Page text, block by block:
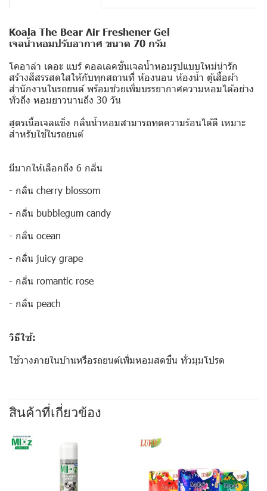
Koala The Bear Air Freshener Gel
เจลน้ำหอมปรับอากาศ ขนาด 70 กรัม
โคอาล่า เดอะ แบร์ คอลเลคชั่นเจลน้ำหอมรูปแบบใหม่น่ารัก
สร้างสีสรรสดใสให้กับทุกสถานที่ ห้องนอน ห้องน้ำ ตู้เสื้อผ้า
สำนักงานในรถยนต์ พร้อมช่วยเพิ่มบรรยากาศความหอมได้อย่าง
ทั่วถึง หอมยาวนานถึง 30 วัน
สูตรเนื้อเจลแข็ง กลิ่นน้ำหอมสามารถทดความร้อนได้ดี เหมาะ
สำหรับใช้ในรถยนต์
มีมากให้เลือกถึง 6 กลิ่น
- กลิ่น cherry blossom
- กลิ่น bubblegum candy
- กลิ่น ocean
- กลิ่น juicy grape
- กลิ่น romantic rose
- กลิ่น peach
วิธีใช้:
ใช้วางภายในบ้านหรือรถยนต์เพิ่มหอมสดชื่น ทั่วมุมโปรด
สินค้าที่เกี่ยวข้อง